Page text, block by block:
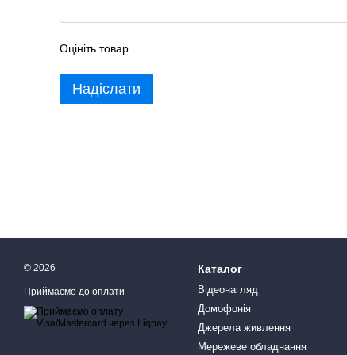
Оцініть товар
Надіслати
© 2026
Приймаємо до оплати
Каталог
Відеонагляд
Домофонія
Джерела живлення
Мережеве обладнання